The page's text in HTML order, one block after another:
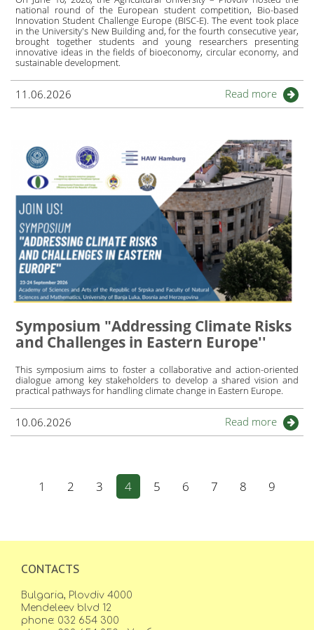
national round of the European student competition, Bio-based
Innovation Student Challenge Europe (BISC-E). The event took place
in the University's New Building and, for the fourth consecutive year,
brought together students and young researchers presenting
innovative ideas in the fields of bioeconomy, circular economy, and
sustainable development.
11.06.2026 Read more
Symposium "Addressing Climate Risks
and Challenges in Eastern Europe''
This symposium aims to foster a collaborative and action-oriented
dialogue among key stakeholders to develop a shared vision and
practical pathways for handling climate change in Eastern Europe.
10.06.2026 Read more
1 2 3 4 5 6 7 8 9
CONTACTS
Bulgaria, Plovdiv 4000
Mendeleev blvd 12
phone: 032 654 300